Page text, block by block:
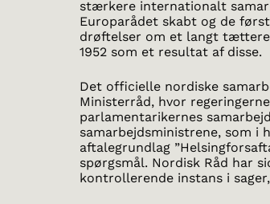
stærkere internationalt
Europarådet skabt og de
drøftelser om et langt tættere
1952 som et resultat af disse.
Det officielle nordiske
Ministerråd, hvor
parlamentarikernes
samarbejdsministrene, som i
aftalegrundlag
spørgsmål. Nordisk Råd har
kontrollerende instans i